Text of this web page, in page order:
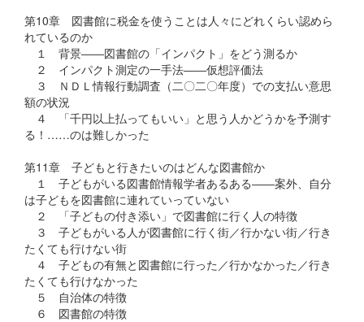
第10章 図書館に税金を使うことは人々にどれくらい認めら
れているのか
１ 背景――図書館の「インパクト」をどう測るか
２ インパクト測定の一手法――仮想評価法
３ ＮＤＬ情報行動調査（二〇二〇年度）での支払い意思
額の状況
４ 「千円以上払ってもいい」と思う人かどうかを予測す
る！……のは難しかった
第11章 子どもと行きたいのはどんな図書館か
１ 子どもがいる図書館情報学者あるある――案外、自分
は子どもを図書館に連れていっていない
２ 「子どもの付き添い」で図書館に行く人の特徴
３ 子どもがいる人が図書館に行く街／行かない街／行き
たくても行けない街
４ 子どもの有無と図書館に行った／行かなかった／行き
たくても行けなかった
５ 自治体の特徴
６ 図書館の特徴